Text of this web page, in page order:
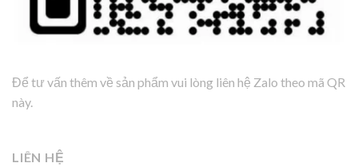
Để tư vấn thêm về sản phẩm vui lòng liên hệ Zalo theo mã QR
này.
LIÊN HỆ